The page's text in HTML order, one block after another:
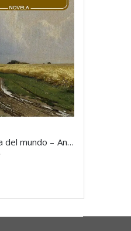
La música del mundo – Andrés Ibáñez